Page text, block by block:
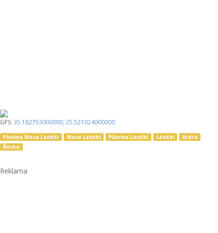
GPS: 35.182753000000, 25.521024000000
Planina Mesa Lasithi Mesa Lasithi Planina Lasithi Lasithi
Kréta
Řecko
Reklama